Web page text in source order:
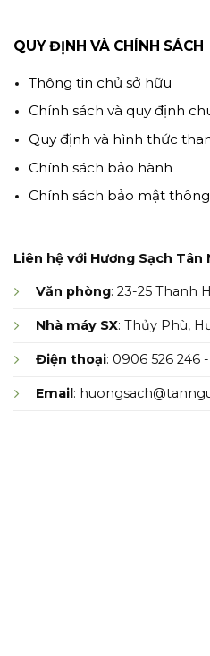
QUY ĐỊNH VÀ CHÍNH SÁCH
Thông tin chủ sở hữu
Chính sách và quy định
Quy định và hình thức
Chính sách bảo hành
Chính sách bảo mật
Liên hệ với Hương Sạch Tân
Văn phòng: 23-25 Thanh
Nhà máy SX: Thủy Phù,
Điện thoại: 0906 526 246
Email: